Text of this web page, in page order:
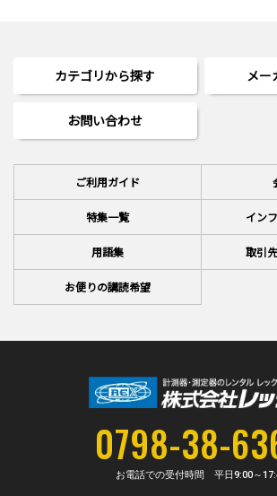
カテゴリから探す メー
お問い合わせ
ご利用ガイド
特集一覧 イン
用語集 取引
お便りの講読希望
0798-38-
お電話での受付時間 平日9:00～